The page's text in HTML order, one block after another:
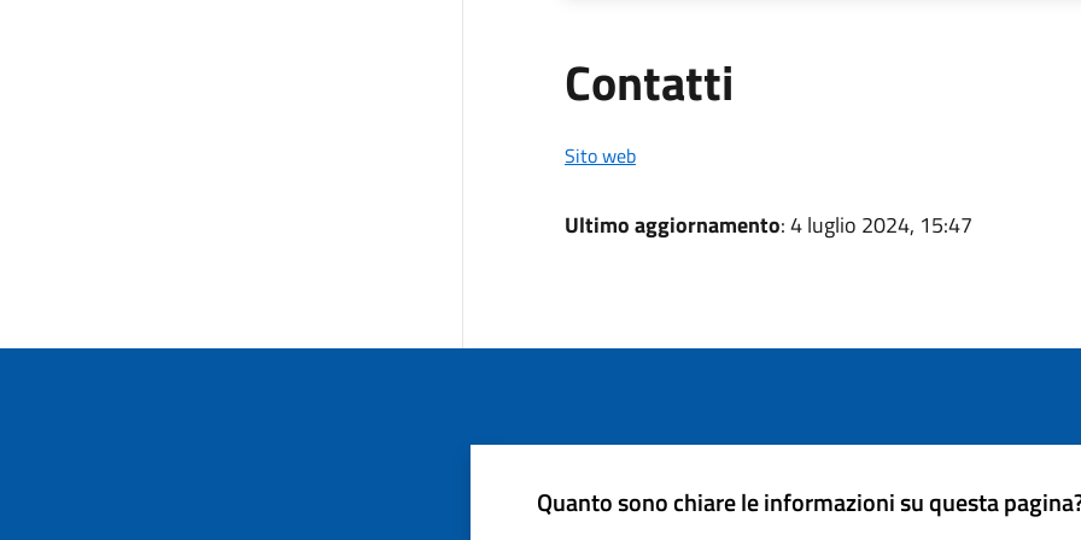
Contatti
Sito web
Ultimo aggiornamento: 4 luglio 2024, 15:47
Quanto sono chiare le informazioni su questa